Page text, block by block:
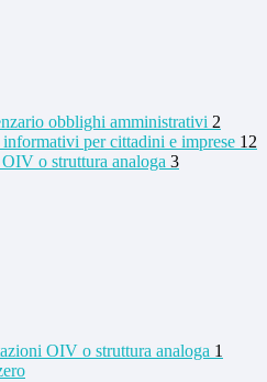
obblighi amministrativi 2
per cittadini e imprese 12
o struttura analoga 3
OIV o struttura analoga 1